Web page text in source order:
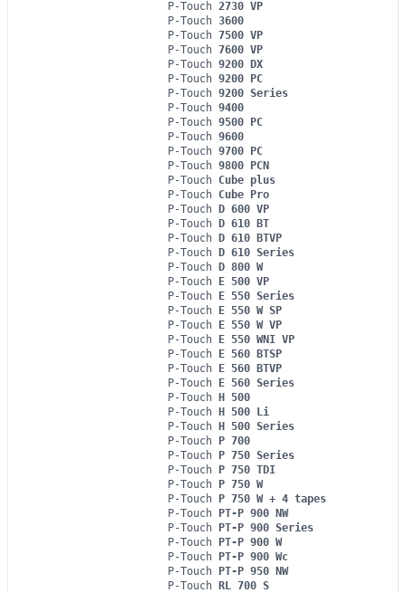
P-Touch 2730 VP
P-Touch 3600
P-Touch 7500 VP
P-Touch 7600 VP
P-Touch 9200 DX
P-Touch 9200 PC
P-Touch 9200 Series
P-Touch 9400
P-Touch 9500 PC
P-Touch 9600
P-Touch 9700 PC
P-Touch 9800 PCN
P-Touch Cube plus
P-Touch Cube Pro
P-Touch D 600 VP
P-Touch D 610 BT
P-Touch D 610 BTVP
P-Touch D 610 Series
P-Touch D 800 W
P-Touch E 500 VP
P-Touch E 550 Series
P-Touch E 550 W SP
P-Touch E 550 W VP
P-Touch E 550 WNI VP
P-Touch E 560 BTSP
P-Touch E 560 BTVP
P-Touch E 560 Series
P-Touch H 500
P-Touch H 500 Li
P-Touch H 500 Series
P-Touch P 700
P-Touch P 750 Series
P-Touch P 750 TDI
P-Touch P 750 W
P-Touch P 750 W + 4 tapes
P-Touch PT-P 900 NW
P-Touch PT-P 900 Series
P-Touch PT-P 900 W
P-Touch PT-P 900 Wc
P-Touch PT-P 950 NW
P-Touch RL 700 S